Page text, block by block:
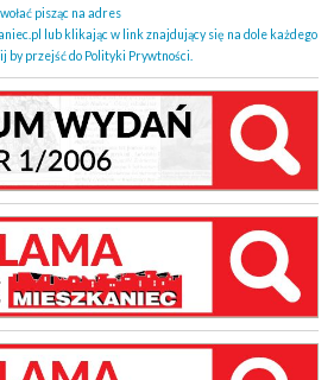
pisząc na adres
lub klikając w link znajdujący się na dole każdego
przejść do Polityki Prywtności.